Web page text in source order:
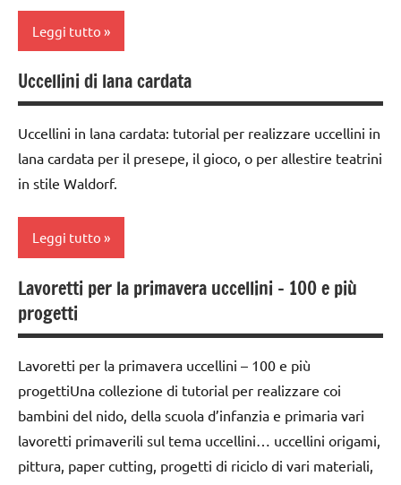
ARTICOLI
TUTTI GLI
ARTICOLI
anni
dettati
stagioni
ortografici
Inverno
poesie /
ricorrenze
poesie e
filastrocche
STAGIONI
TUTTI GLI
PER ETA'
Leggi tutto
Inverno
raccolte
di links
SCIENZE
animali
STAGIONI
TUTTI GLI
ARTICOLI
varie -
manualità
Uccellini di lana cardata
Uccellini in lana cardata: tutorial per realizzare uccellini in
lana cardata per il presepe, il gioco, o per allestire teatrini
in stile Waldorf.
Leggi tutto
3a
settimana
di
avvento
classe
4a
classe
5a
Lavoretti per la primavera uccellini – 100 e più
progetti
Lavoretti per la primavera uccellini – 100 e più
progettiUna collezione di tutorial per realizzare coi
bambini del nido, della scuola d’infanzia e primaria vari
lavoretti primaverili sul tema uccellini… uccellini origami,
pittura, paper cutting, progetti di riciclo di vari materiali,